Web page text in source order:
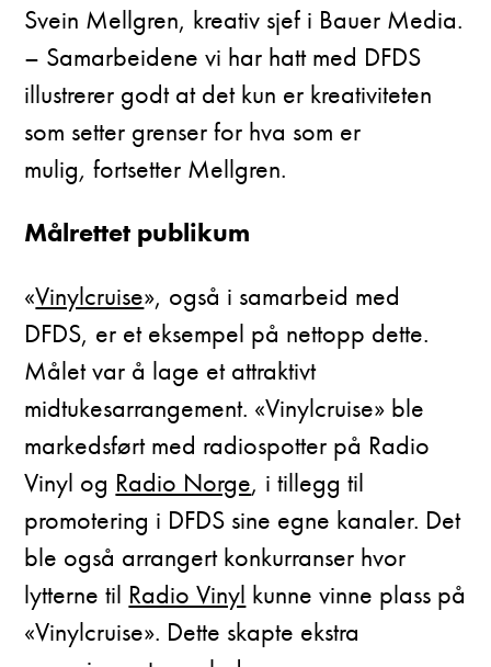
Svein Mellgren, kreativ sjef i Bauer Media.
– Samarbeidene vi har hatt med DFDS
illustrerer godt at det kun er kreativiteten
som setter grenser for hva som er
mulig,fortsetter Mellgren.
Målrettet publikum
«Vinylcruise», også i samarbeid med
DFDS, er et eksempel på nettopp dette.
Målet var å lage et attraktivt
midtukesarrangement. «Vinylcruise» ble
markedsført med radiospotter på Radio
Vinyl og Radio Norge, i tillegg til
promotering i DFDS sine egne kanaler. Det
ble også arrangert konkurranser hvor
lytterne til Radio Vinyl kunne vinne plass på
«Vinylcruise». Dette skapte ekstra